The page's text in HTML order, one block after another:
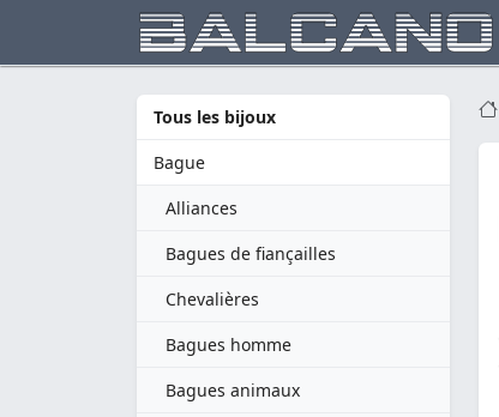
Tous les bijoux
Bague
Alliances
Bagues de fiançailles
Chevalières
Bagues homme
Bagues animaux